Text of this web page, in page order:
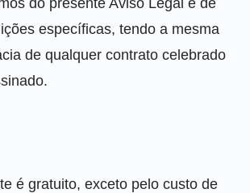
específicas, tendo a mesma
de qualquer contrato celebrado
é gratuito, exceto pelo custo de